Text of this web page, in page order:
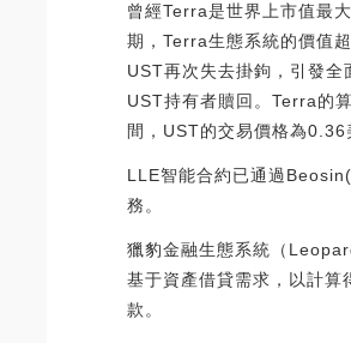
曾經Terra是世界上市值最
期，Terra生態系統的價值
UST再次失去掛鉤，引發
UST持有者贖回。Terra的
間，UST的交易價格為
LLE智能合約已通過
務。
獵豹金融生態系統（
基于資產借貸需求，以計算
款。